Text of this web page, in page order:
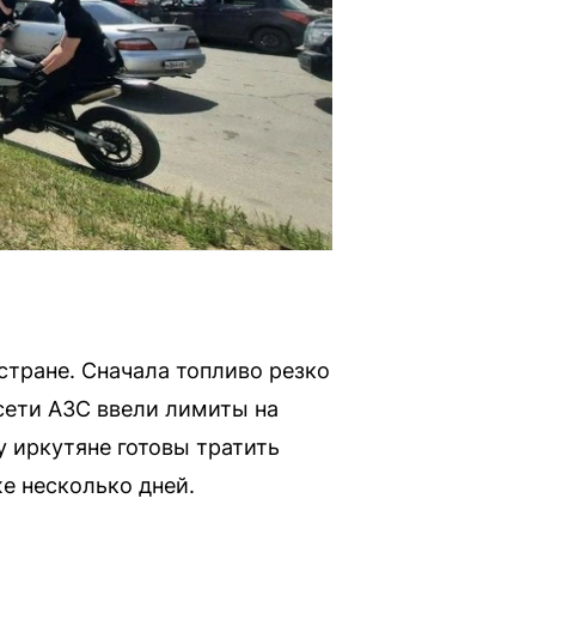
Сначала топливо резко
АЗС ввели лимиты на
готовы тратить
несколько дней.